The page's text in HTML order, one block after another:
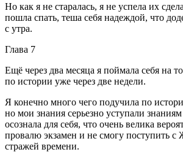
Но как я не старалась, я не успела их
пошла спать, теша себя надеждой, что
с утра.
Глава 7
Ещё через два месяца я поймала себя на
по истории уже через две недели.
Я конечно много чего подучила по
но мои знания серьезно уступали
осознала для себя, что очень велика
провалю экзамен и не смогу поступить
стражей времени.